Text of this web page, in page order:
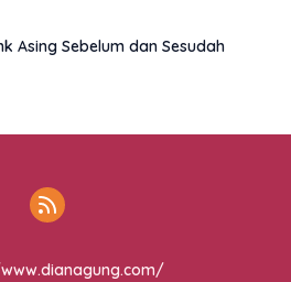
Asing Sebelum dan Sesudah